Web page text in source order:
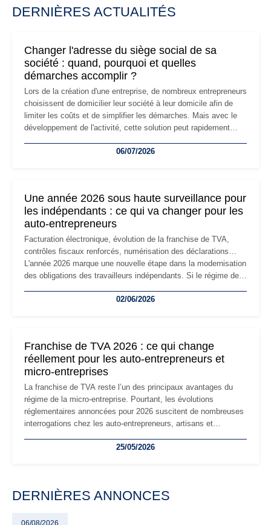
DERNIÈRES ACTUALITÉS
Changer l'adresse du siège social de sa
société : quand, pourquoi et quelles
démarches accomplir ?
Lors de la création d'une entreprise, de nombreux entrepreneurs
choisissent de domicilier leur société à leur domicile afin de
limiter les coûts et de simplifier les démarches. Mais avec le
développement de l'activité, cette solution peut rapidement
professionnels, recrutement, image de marque… Le
06/07/2026
Une année 2026 sous haute surveillance pour
les indépendants : ce qui va changer pour les
auto-entrepreneurs
Facturation électronique, évolution de la franchise de TVA,
contrôles fiscaux renforcés, numérisation des déclarations…
L'année 2026 marque une nouvelle étape dans la modernisation
des obligations des travailleurs indépendants. Si le régime de
les auto-entrepreneurs devront s'adapter à un environnement
02/06/2026
Franchise de TVA 2026 : ce qui change
réellement pour les auto-entrepreneurs et
micro-entreprises
La franchise de TVA reste l’un des principaux avantages du
régime de la micro-entreprise. Pourtant, les évolutions
réglementaires annoncées pour 2026 suscitent de nombreuses
interrogations chez les auto-entrepreneurs, artisans et
facturation ou risque de bascule vers la TVA : les règles
25/05/2026
DERNIÈRES ANNONCES
06/08/2026